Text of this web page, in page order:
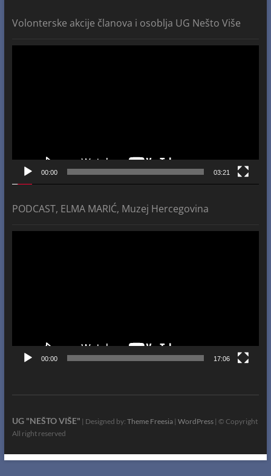
Volonterske akcije članova i osoblja UG Nešto Više
00:00 03:21
PODCAST, ELMA MARIĆ, Muzej Hercegovina
00:00 17:06
UG "NEŠTO VIŠE" | Designed by: Theme Freesia| WordPress| © Copyright
All right reserved